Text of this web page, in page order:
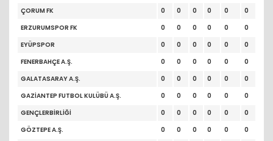
ÇORUM FK
0 0 0 0 0
0
ERZURUMSPOR FK
0 0 0 0 0
0
EYÜPSPOR
0 0 0 0 0
0
FENERBAHÇE A.Ş.
0 0 0 0 0
0
GALATASARAY A.Ş.
0 0 0 0 0
0
GAZİANTEP FUTBOL KULÜBÜ A.Ş.
0 0 0 0 0
0
GENÇLERBİRLİĞİ
0 0 0 0 0
0
GÖZTEPE A.Ş.
0 0 0 0 0
0